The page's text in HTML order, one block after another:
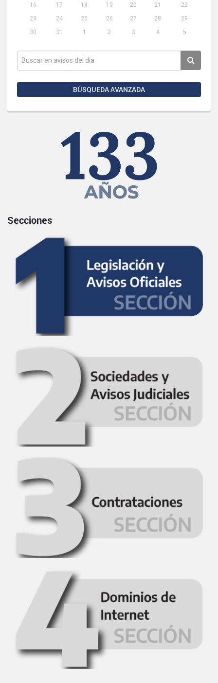
16
17 18 19 20 21
22
23
24 25 26 27 28
29
30
31 1 2 3 4 5
BÚSQUEDA AVANZADA
Secciones